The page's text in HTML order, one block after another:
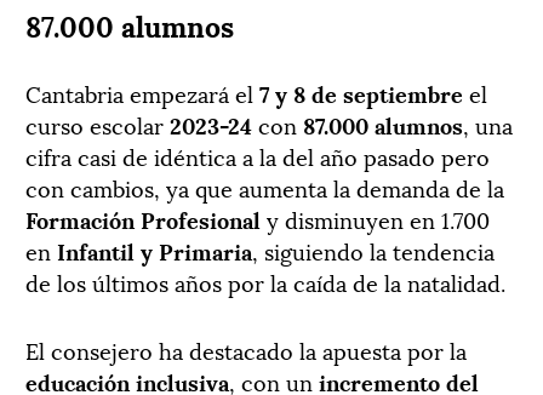
87.000 alumnos
Cantabria empezará el 7 y 8 de septiembre el
curso escolar2023-24con 87.000 alumnos, una
cifra casi de idéntica a la del año pasado pero
con cambios, ya que aumenta la demanda de la
Formación Profesional y disminuyen en 1.700
en Infantil y Primaria, siguiendo la tendencia
de los últimos años por la caída de la natalidad.
El consejero ha destacado la apuesta por la
educación inclusiva, con un incremento del